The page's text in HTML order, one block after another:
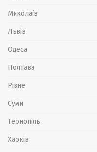
Миколаїв
Львів
Одеса
Полтава
Рівне
Суми
Тернопіль
Харків